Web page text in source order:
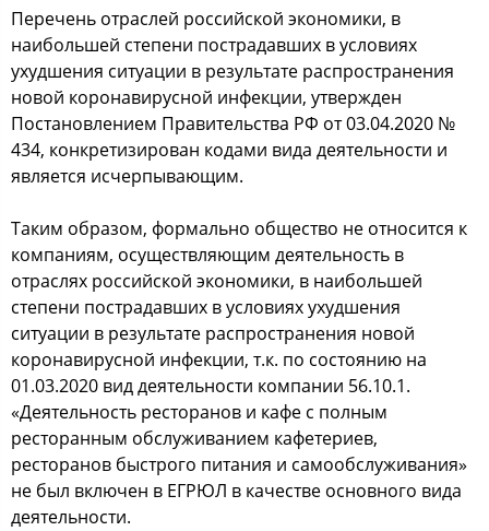
Перечень отраслей российской экономики, в
наибольшей степени пострадавших в условиях
ухудшения ситуации в результате распространения
новой коронавирусной инфекции, утвержден
Постановлением Правительства РФ от 03.04.2020 №
434, конкретизирован кодами вида деятельности и
является исчерпывающим.
Таким образом, формально общество не относится к
компаниям, осуществляющим деятельность в
отраслях российской экономики, в наибольшей
степени пострадавших в условиях ухудшения
ситуации в результате распространения новой
коронавирусной инфекции, т.к. по состоянию на
01.03.2020 вид деятельности компании 56.10.1.
«Деятельность ресторанов и кафе с полным
ресторанным обслуживанием кафетериев,
ресторанов быстрого питания и самообслуживания»
не был включен в ЕГРЮЛ в качестве основного вида
деятельности.